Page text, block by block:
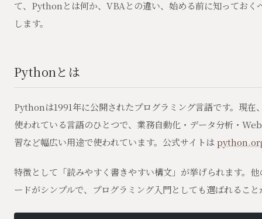
て、Pythonとは何か、VBAとの違い、始める前に知っておく
します。
Pythonとは
Pythonは1991年に公開されたプログラミング言語です。現在
使われている言語のひとつで、業務自動化・データ分析・
習など幅広い用途で使われています。公式サイトは
特徴として「読みやすく書きやすい構文」が挙げられます。
ードがシンプルで、プログラミング入門としても選ばれること